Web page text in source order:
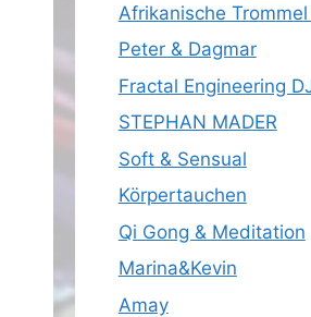
Afrikanische
Peter & Dagmar
Fractal Engineering
STEPHAN MADER
Soft & Sensual
Körpertauchen
Qi Gong & Meditation
Marina&Kevin
Amay